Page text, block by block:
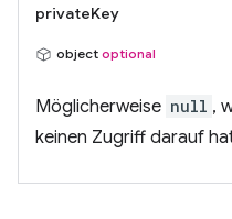
privateKey
object optional
Möglicherweise null ,
keinen Zugriff darauf